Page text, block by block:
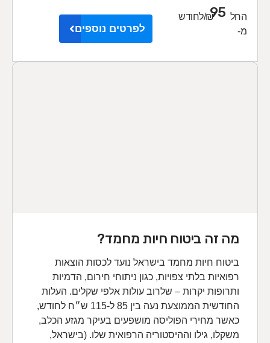
החל
מ-
95₪/לחודש
לפרטים נוספים
מה זה ביטוח חיות מחמד?
ביטוח חיות מחמד בישראל נועד לכסות הוצאות
רפואיות בלתי צפויות, כגון ניתוחי חירום, הדמיות
ותרופות יקרות – שלרוב עולות אלפי שקלים. העלות
החודשית הממוצעת נעה בין 85 ל-115 ש״ח לחודש,
כאשר מחירי הפוליסה מושפעים בעיקר מגזע הכלב,
משקלו, גילו וההיסטוריה הרפואית שלו. (בישראל,